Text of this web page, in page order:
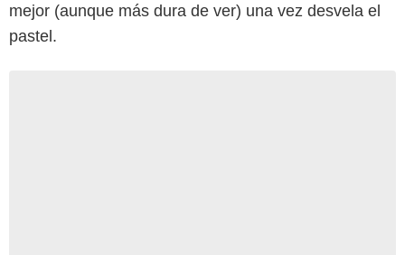
mejor (aunque más dura de ver) una vez desvela el
pastel.